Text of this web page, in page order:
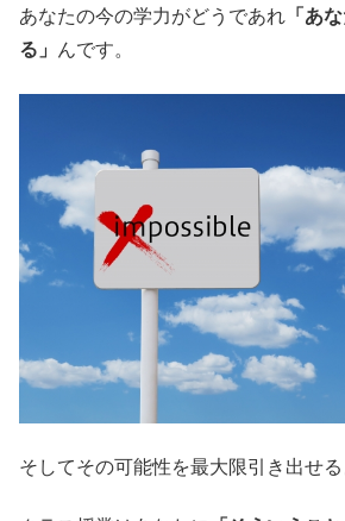
あなたの今の学力がどうであれ 「あ
る」
んです。
そしてその可能性を最大限引き出せる